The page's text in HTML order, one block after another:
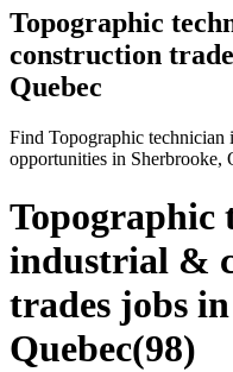
Topographic
construction
Quebec
Find Topographic technician
opportunities in Sherbrooke,
Topographic
industrial &
trades jobs
Quebec(98)